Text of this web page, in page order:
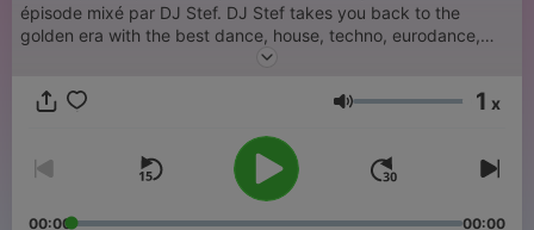
épisode mixé par DJ Stef. DJ Stef takes you back to the
golden era with the best dance, house, techno, eurodance,
music from the 90’s! Subscribe now and get a new DJ mix
avec les meilleurs sons dance, house, techno, eurodance, acid,
new beat et plus encore... Redécouvrez les meilleurs sons 90’s
– mixés et remixés comme à l’époque des clubs et raves. ♻️
90’s mix – recycle la musique des années 90 ! Abonnez-vous
음량 1 x
00:00 00:00